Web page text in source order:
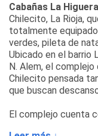
Cabañas La Higuera
Chilecito, La Rioja,
totalmente
verdes, pileta de
Ubicado en el barrio
N. Alem, el
Chilecito pensada
que buscan
El complejo cuenta